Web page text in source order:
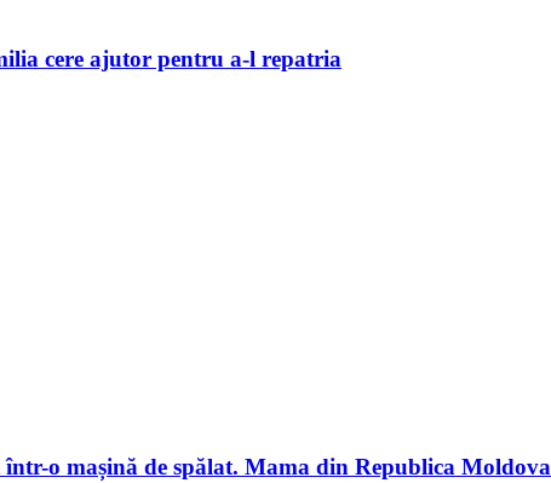
cere ajutor pentru a-l repatria
o mașină de spălat. Mama din Republica Moldova